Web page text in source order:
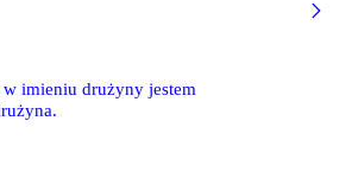
imieniu drużyny jestem